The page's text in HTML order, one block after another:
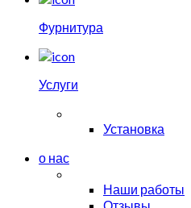
Фурнитура
Услуги
Установка
о нас
Наши работы